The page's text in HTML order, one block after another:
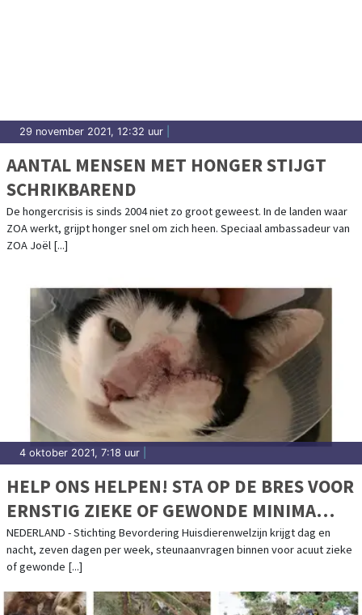
29 november 2021, 12:32 uur
AANTAL MENSEN MET HONGER STIJGT
SCHRIKBAREND
De hongercrisis is sinds 2004 niet zo groot geweest. In de landen waar
ZOA werkt, grijpt honger snel om zich heen. Speciaal ambassadeur van
ZOA Joël [...]
4 oktober 2021, 7:18 uur
HELP ONS HELPEN! STA OP DE BRES VOOR
ERNSTIG ZIEKE OF GEWONDE MINIMA
HUISDIEREN
NEDERLAND - Stichting Bevordering Huisdierenwelzijn krijgt dag en
nacht, zeven dagen per week, steunaanvragen binnen voor acuut zieke
of gewonde [...]